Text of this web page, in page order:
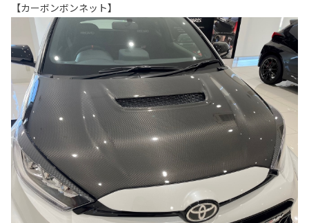
【カーボンボンネット】